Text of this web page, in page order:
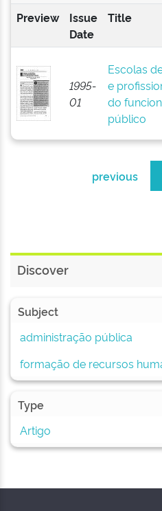
Preview
Issue
Date
Title
1995-
01
Escolas
e
do
público
previous
Discover
Subject
administração pública
formação de recursos
Type
Artigo